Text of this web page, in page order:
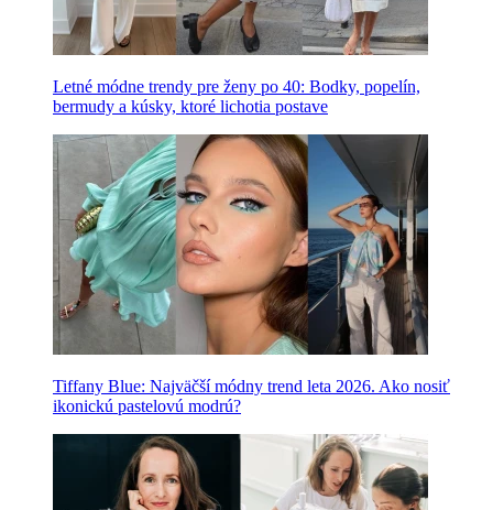
Letné módne trendy pre ženy po 40: Bodky, popelín,
bermudy a kúsky, ktoré lichotia postave
Tiffany Blue: Najväčší módny trend leta 2026. Ako nosiť
ikonickú pastelovú modrú?